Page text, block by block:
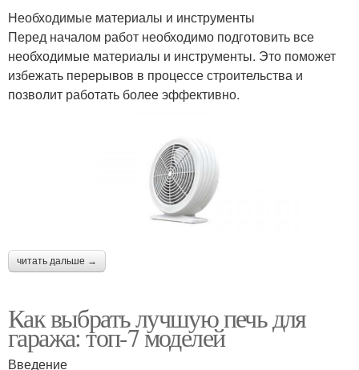
Необходимые материалы и инструменты
Перед началом работ необходимо подготовить все
необходимые материалы и инструменты. Это поможет
избежать перерывов в процессе строительства и
позволит работать более эффективно.
читать дальше →
Как выбрать лучшую печь для
гаража: топ-7 моделей
Введение